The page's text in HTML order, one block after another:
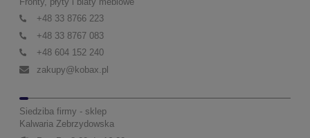
+48 33 8766 223
+48 33 8767 083
+48 604 152 240
zakupy@kobax.pl
Siedziba firmy - sklep
Kalwaria Zebrzydowska